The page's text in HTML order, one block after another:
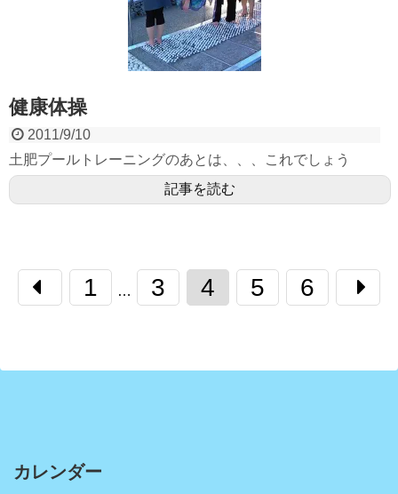
健康体操
2011/9/10
土肥プールトレーニングのあとは、、、これでしょう
記事を読む
1 … 3 4 5 6
カレンダー